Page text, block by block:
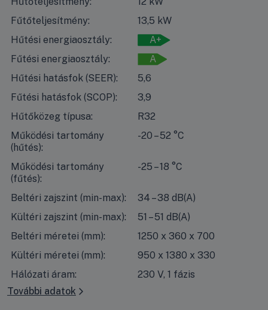
Fűtőteljesítmény:
13,5 kW
Hűtési energiaosztály:
A+
Fűtési energiaosztály:
A
Hűtési hatásfok (SEER):
5,6
Fűtési hatásfok (SCOP):
3,9
Hűtőközeg típusa:
R32
Működési tartomány
(hűtés):
-20 – 52 °C
Működési tartomány
(fűtés):
-25 – 18 °C
Beltéri zajszint (min-max):
34 – 38 dB(A)
Kültéri zajszint (min-max):
51 – 51 dB(A)
Beltéri méretei (mm):
1250 x 360 x 700
Kültéri méretei (mm):
950 x 1380 x 330
Hálózati áram:
230 V, 1 fázis
További adatok